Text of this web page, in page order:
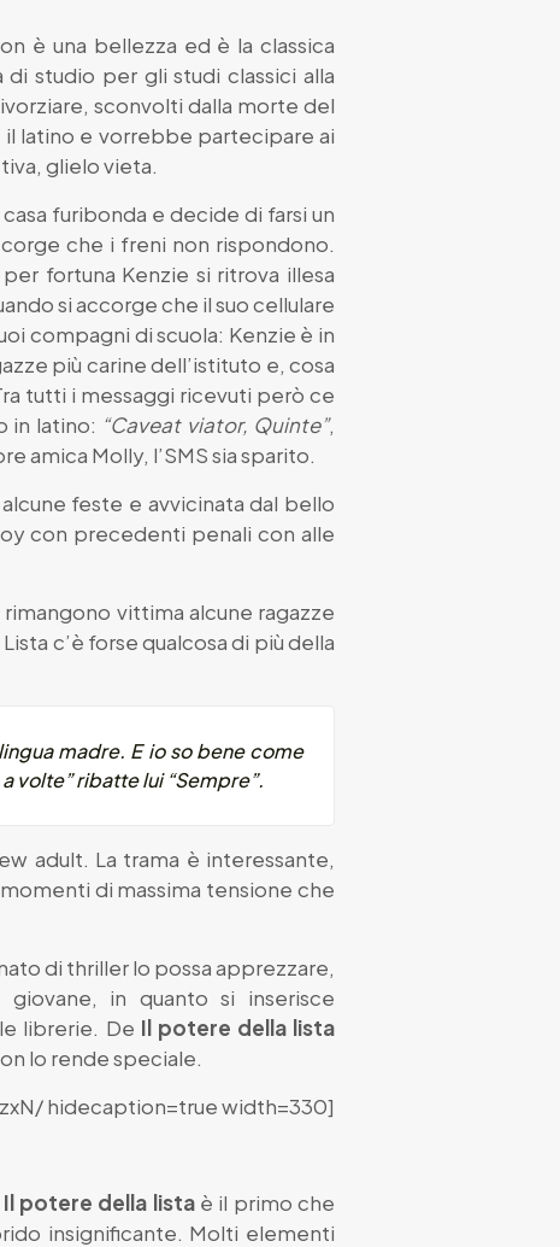
è una bellezza ed è la classica
studio per gli studi classici alla
sconvolti dalla morte del
il latino e vorrebbe partecipare ai
glielo vieta.
furibonda e decide di farsi un
che i freni non rispondono.
fortuna Kenzie si ritrova illesa
si accorge che il suo cellulare
compagni di scuola: Kenzie è in
più carine dell’istituto e, cosa
tutti i messaggi ricevuti però ce
in latino: “Caveat viator, Quinte”,
amica Molly, l’SMS sia sparito.
feste e avvicinata dal bello
con precedenti penali con alle
vittima alcune ragazze
c’è forse qualcosa di più della
madre. E io so bene come
volte” ribatte lui “Sempre”.
adult. La trama è interessante,
di massima tensione che
di thriller lo possa apprezzare,
in quanto si inserisce
librerie. De Il potere della lista
lo rende speciale.
hidecaption=true width=330]
Il potere della listaè il primo che
insignificante. Molti elementi